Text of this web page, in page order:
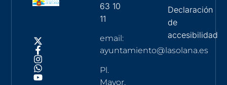
63 10
11
email:
ayuntamiento@lasolana.es
Pl.
Mayor,
Declaración
de
accesibilidad